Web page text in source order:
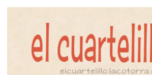
El Cuartelillo
Programa de radio
independiente.